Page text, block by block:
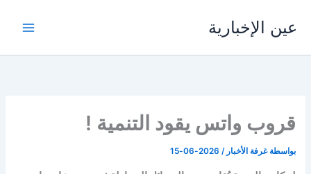
المحتوى
عين الإخبارية
قروب واتس يقود التنمية !
بواسطة غرفة الأخبار/
2026-06-15